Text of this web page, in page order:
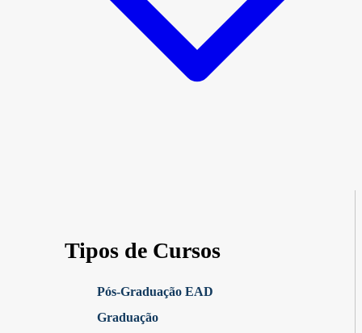
Tipos de Cursos
Pós-Graduação EAD
Graduação